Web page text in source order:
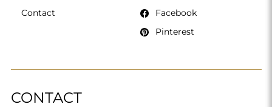
CONTACT
Contact
Facebook
Pinterest